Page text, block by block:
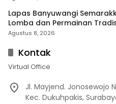
Lapas Banyuwangi
Lomba dan Permainan
Agustus 8, 2026
Kontak
Virtual Office
Jl. Mayjend. Jonosewojo
Kec. Dukuhpakis,